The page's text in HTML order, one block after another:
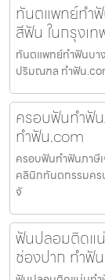
ทันตแพทย์ทำ
สีฟัน ในกรุงเ
ทันตแพทย์ทำฟันบา
ปริมณฑล ทำฟัน
ครอบฟันทำฟั
ทำฟัน.com
ครอบฟันทำฟันภาษี
คลินิกทันตกรรมคร
จั
ฟันปลอมติดแ
ช่องปาก ทำฟั